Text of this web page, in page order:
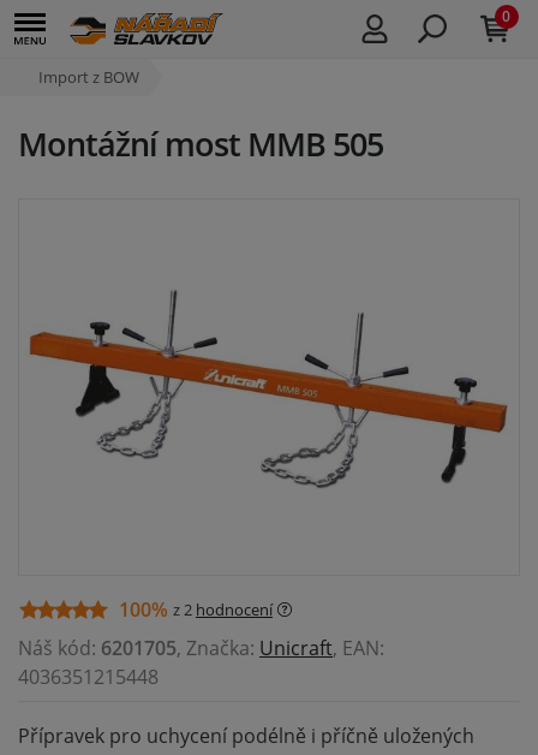
0
Import z BOW
Montážní most MMB 505
100% z 2 hodnocení
Náš kód: 6201705, Značka: Unicraft, EAN:
4036351215448
Přípravek pro uchycení podélně i příčně uložených